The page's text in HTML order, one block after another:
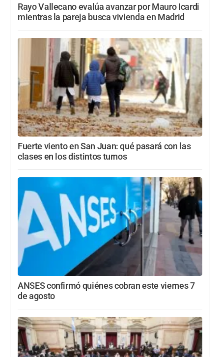
Rayo Vallecano evalúa avanzar por Mauro Icardi
mientras la pareja busca vivienda en Madrid
Fuerte viento en San Juan: qué pasará con las
clases en los distintos turnos
ANSES confirmó quiénes cobran este viernes 7
de agosto